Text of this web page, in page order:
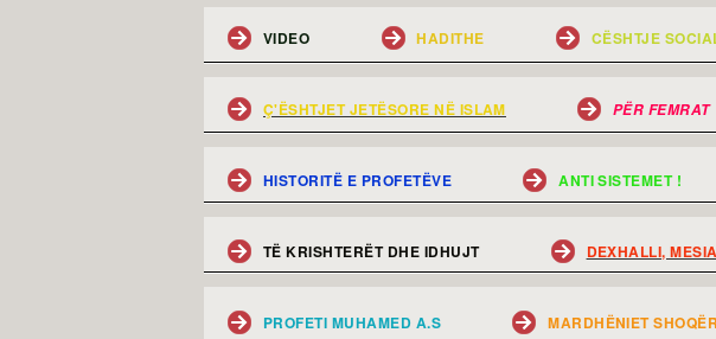
VIDEO HADITHE CËSHTJE
Ç'ËSHTJET JETËSORE NË ISLAM PËR FEMRAT
HISTORITË E PROFETËVE ANTI SISTEMET !
TË KRISHTERËT DHE IDHUJT DEXHALLI,
PROFETI MUHAMED A.S MARDHËNIET